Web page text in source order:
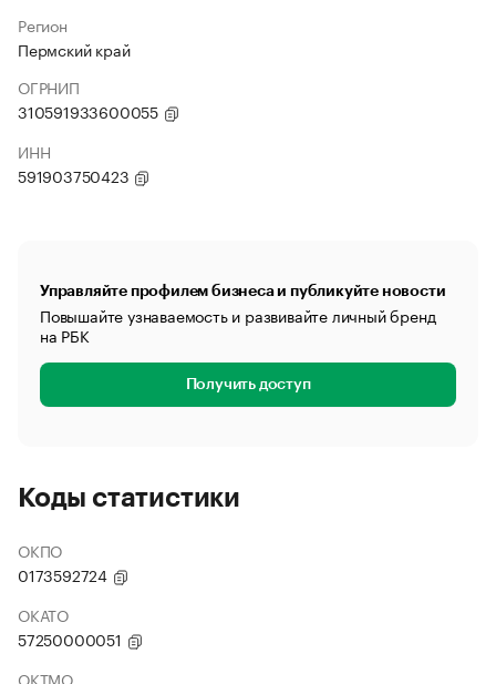
Регион
Пермский край
ОГРНИП
310591933600055
ИНН
591903750423
Управляйте профилем бизнеса и публикуйте новости
Повышайте узнаваемость и развивайте личный бренд
на РБК
Получить доступ
Коды статистики
ОКПО
0173592724
ОКАТО
57250000051
ОКТМО